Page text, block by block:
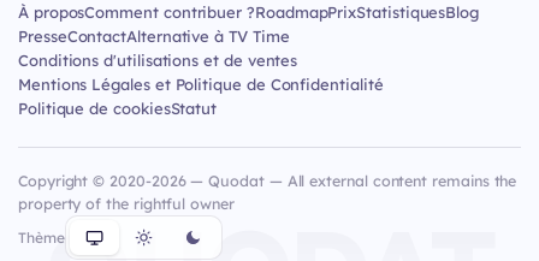
À proposComment contribuer ?RoadmapPrixStatistiquesBlog
PresseContactAlternative à TV Time
Conditions d'utilisations et de ventes
Mentions Légales et Politique de Confidentialité
Politique de cookiesStatut
Copyright © 2020-2026 — Quodat — All external content remains the
property of the rightful owner
Thème